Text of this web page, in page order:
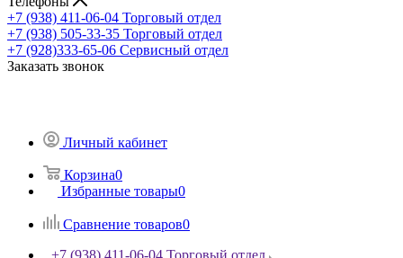
+7 (938) 411-06-04 Торговый отдел
+7 (938) 505-33-35 Торговый отдел
+7 (928)333-65-06 Сервисный отдел
Заказать звонок
Личный кабинет
Корзина0
Избранные товары0
Сравнение товаров0
+7 (938) 411-06-04 Торговый отдел